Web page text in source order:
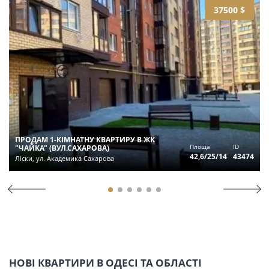
37500 $
ПРОДАМ 1-КІМНАТНУ КВАРТИРУ В ЖК
"ЧАЙКА" (ВУЛ.САХАРОВА)
Ліски, ул. Академика Сахарова
Площа
42,6/25/14
ID
43474
НОВІ КВАРТИРИ В ОДЕСІ ТА ОБЛАСТІ